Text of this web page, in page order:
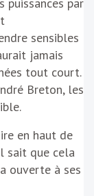
puissances par
sensibles
jamais
tout court.
Breton, les
en haut de
sait que cela
ouverte à ses